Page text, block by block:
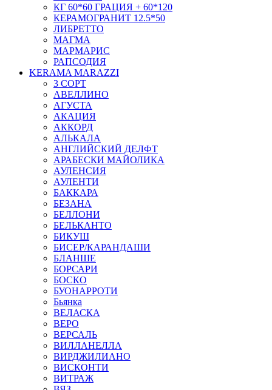
КГ 60*60 ГРАЦИЯ + 60*120
КЕРАМОГРАНИТ 12.5*50
ЛИБРЕТТО
МАГМА
МАРМАРИС
РАПСОДИЯ
KERAMA MARAZZI
3 СОРТ
АВЕЛЛИНО
АГУСТА
АКАЦИЯ
АККОРД
АЛЬКАЛА
АНГЛИЙСКИЙ ДЕЛФТ
АРАБЕСКИ МАЙОЛИКА
АУЛЕНСИЯ
АУЛЕНТИ
БАККАРА
БЕЗАНА
БЕЛЛОНИ
БЕЛЬКАНТО
БИКУШ
БИСЕР/КАРАНДАШИ
БЛАНШЕ
БОРСАРИ
БОСКО
БУОНАРРОТИ
Бьянка
ВЕЛАСКА
ВЕРО
ВЕРСАЛЬ
ВИЛЛАНЕЛЛА
ВИРДЖИЛИАНО
ВИСКОНТИ
ВИТРАЖ